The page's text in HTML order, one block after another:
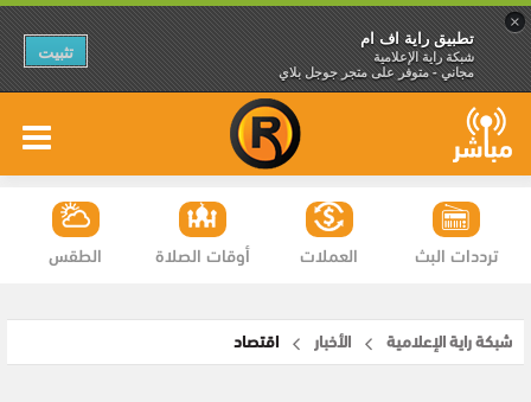
×
تطبيق راية اف ام
شبكة راية الإعلامية
مجاني - متوفر على متجر جوجل بلاي
تثبيت
الطقس أوقات الصلاة العملات ترددات البث
شبكة راية الإعلامية الأخبار اقتصاد